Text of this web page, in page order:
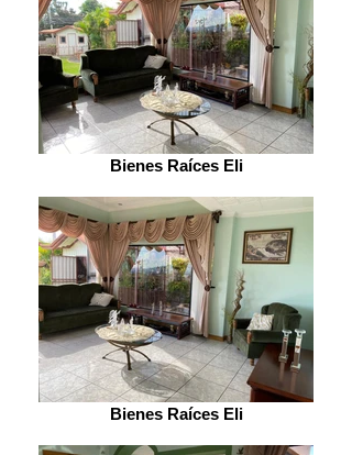
Bienes Raíces Eli
Bienes Raíces Eli